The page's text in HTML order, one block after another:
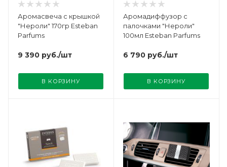
Аромасвеча с крышкой
"Нероли" 170гр Esteban
Parfums
9 390 руб./шт
В КОРЗИНУ
Аромадиффузор с
палочками "Нероли"
100мл Esteban Parfums
6 790 руб./шт
В КОРЗИНУ